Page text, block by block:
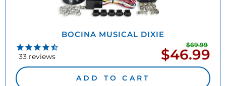
BOCINA MUSICAL DIXIE
33 reviews
$69.99
Precio
de
oferta
$46.99
ADD TO CART